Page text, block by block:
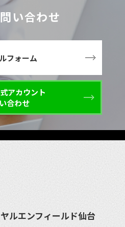
い合わせ
フォーム
アカウント
合わせ
ルエンフィールド仙台